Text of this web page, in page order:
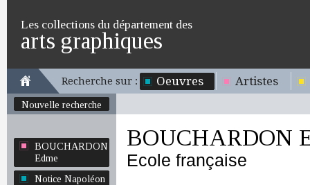
Les collections du département des
arts graphiques
Recherche sur : Oeuvres Artistes
Nouvelle recherche
BOUCHARDON
Edme
Notice Napoléon
BOUCHARDON
Ecole française